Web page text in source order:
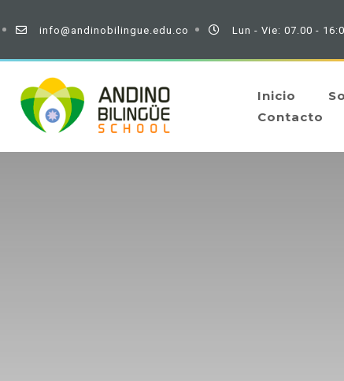
info@andinobilingue.edu.co Lun - Vie: 07.00 -
Inicio
Contacto